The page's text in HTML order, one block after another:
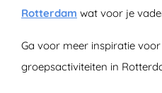
Rotterdam wat voor je
Ga voor meer inspiratie
groepsactiviteiten in